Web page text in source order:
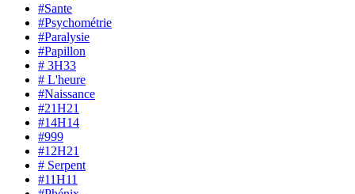
#Sante
#Psychométrie
#Paralysie
#Papillon
# 3H33
# L'heure
#Naissance
#21H21
#14H14
#999
#12H21
# Serpent
#11H11